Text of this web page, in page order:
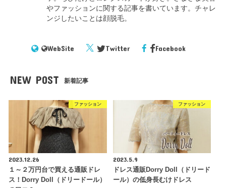
やファッションに関する記事を書いています。チャレ
ンジしたいことは顔脱毛。
WebSite Twitter Facebook
NEW POST 新着記事
ファッション
2023.12.26
１～２万円台で買える通販ドレ
ス！Dorry Doll（ドリードール）
ファッション
2023.5.9
ドレス通販Dorry Doll（ドリード
ール）の低身長むけドレス